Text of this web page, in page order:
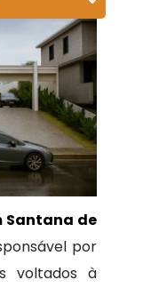
Santana de
por
voltados à